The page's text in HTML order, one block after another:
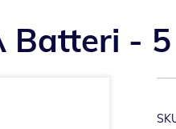
Batteri -